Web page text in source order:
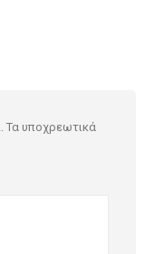
Τα υποχρεωτικά